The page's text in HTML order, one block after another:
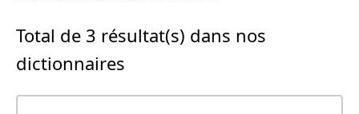
Total de 3 résultat(s) dans nos
dictionnaires